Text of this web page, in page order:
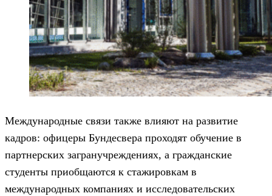
Международные связи также влияют на развитие
кадров: офицеры Бундесвера проходят обучение в
партнерских загранучреждениях, а гражданские
студенты приобщаются к стажировкам в
международных компаниях и исследовательских